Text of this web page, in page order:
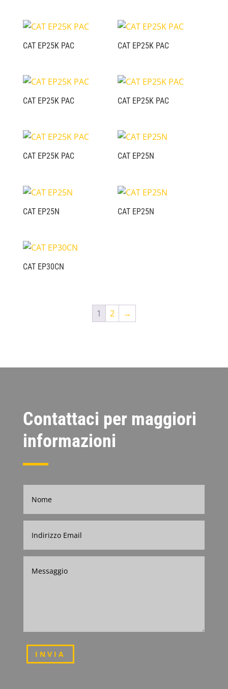
CAT EP25K PAC CAT EP25K PAC
CAT EP25K PAC CAT EP25K PAC
CAT EP25K PAC CAT EP25N
CAT EP25N CAT EP25N
CAT EP30CN
1 2 →
Contattaci per maggiori
informazioni
INVIA